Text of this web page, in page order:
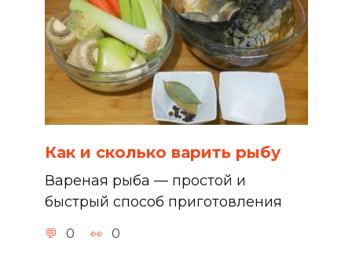
Как и сколько варить рыбу
Вареная рыба — простой и
быстрый способ приготовления
0 0